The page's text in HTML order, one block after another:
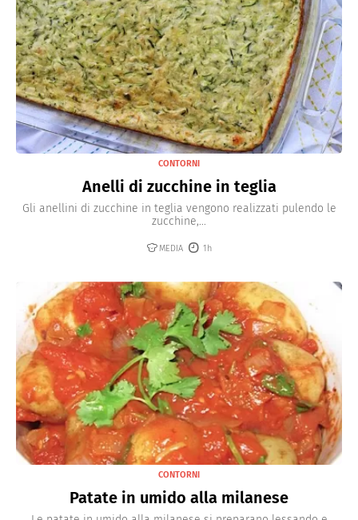
CONTORNI
Anelli di zucchine in teglia
Gli anellini di zucchine in teglia vengono realizzati pulendo le
zucchine,...
MEDIA 1h
CONTORNI
Patate in umido alla milanese